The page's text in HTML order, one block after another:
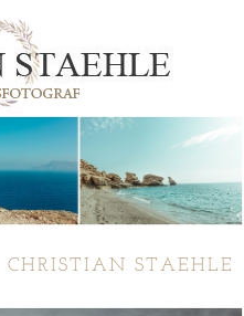
CHRISTIAN STAEHLE